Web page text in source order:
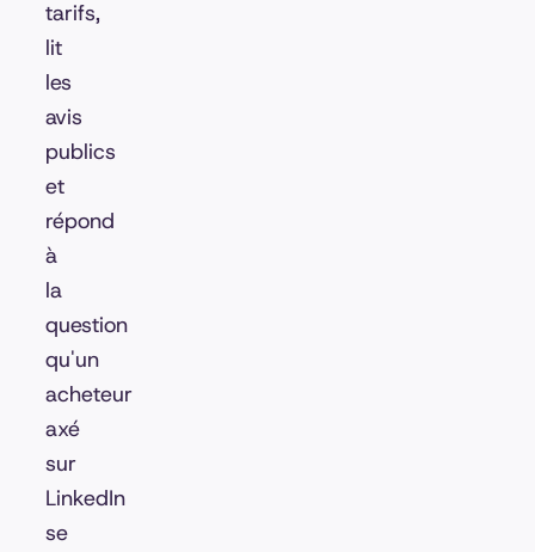
tarifs,
lit
les
avis
publics
et
répond
à
la
question
qu'un
acheteur
axé
sur
LinkedIn
se